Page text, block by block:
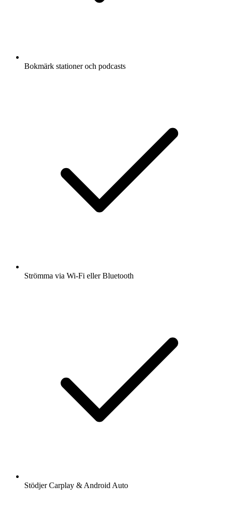
Bokmärk stationer och podcasts
Strömma via Wi-Fi eller Bluetooth
Stödjer Carplay & Android Auto